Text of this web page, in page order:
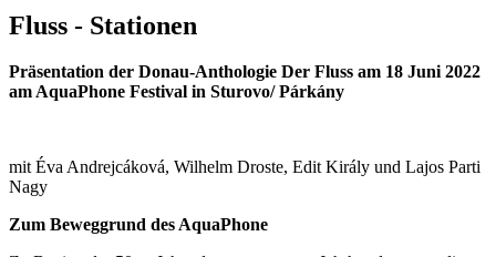
Fluss - Stationen
Präsentation der Donau-Anthologie Der Fluss am 18 Juni 2022
am AquaPhone Festival in Sturovo/ Párkány
mit Éva Andrejcáková, Wilhelm Droste, Edit Király und Lajos Parti
Nagy
Zum Beweggrund des AquaPhone